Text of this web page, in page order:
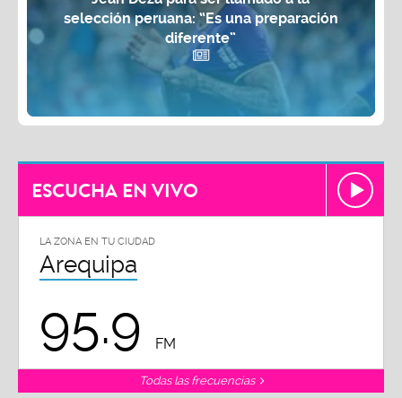
selección peruana: “Es una preparación
diferente”
ESCUCHA EN VIVO
LA ZONA EN TU CIUDAD
Arequipa
95.9 FM
Todas las frecuencias